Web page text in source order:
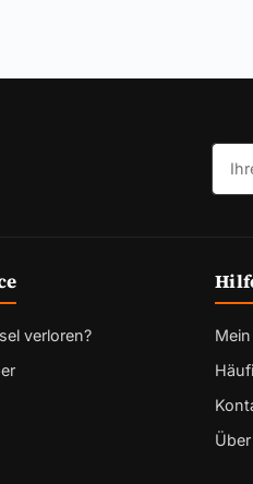
verloren?